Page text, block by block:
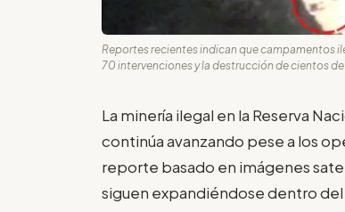
Reportes recientes indican que campamentos
70 intervenciones y la destrucción de cientos
La minería ilegal en la Reserva
continúa avanzando pese a los
reporte basado en imágenes
siguen expandiéndose dentro